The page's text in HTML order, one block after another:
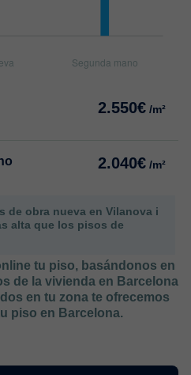
2.550€ /m²
2.040€ /m²
de obra nueva en Vilanova i
alta que los pisos de
tu piso, basándonos en
de la vivienda en Barcelona
en tu zona te ofrecemos
piso en Barcelona.